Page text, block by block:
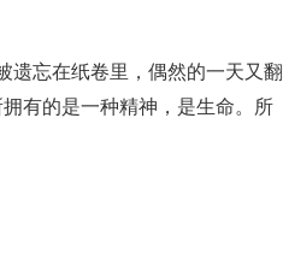
遗忘在纸卷里，偶然的一天又翻
有的是一种精神，是生命。所